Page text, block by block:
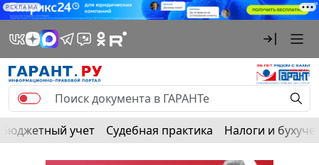
РЕКЛАМА
Бюджетный учет Судебная практика Налоги и